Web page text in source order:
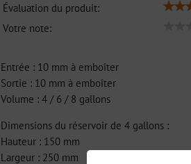
Évaluation du produit:
Votre note:
Entrée : 10 mm à emboîter
Sortie : 10 mm à emboîter
Volume : 4 / 6 / 8 gallons
Dimensions du réservoir de 4 gallons :
Hauteur : 150 mm
Largeur : 250 mm